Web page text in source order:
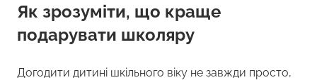
Як зрозуміти, що краще
подарувати школяру
Догодити дитині шкільного віку не завжди просто,